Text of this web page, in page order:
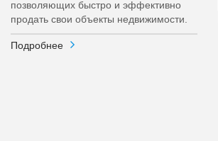
позволяющих быстро и эффективно
продать свои объекты недвижимости.
Подробнее